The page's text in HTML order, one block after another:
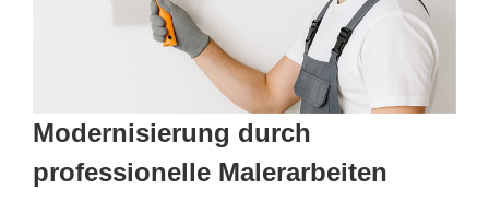
Modernisierung durch
professionelle Malerarbeiten